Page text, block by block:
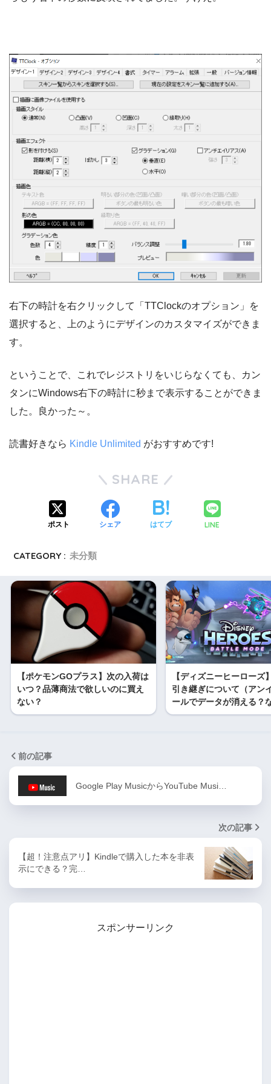
右下の時計を右クリックして「TTClockのオプション」を
選択すると、上のようにデザインのカスタマイズができま
す。
ということで、これでレジストリをいじらなくても、カン
タンにWindows右下の時計に秒まで表示することができま
した。良かった～。
読書好きなら Kindle Unlimited がおすすめです!
SHARE
ポスト シェア はてブ LINE
CATEGORY : 未分類
【ポケモンGOプラス】次の入荷は
いつ？品薄商法で欲しいのに買え
ない？
【ディズニーヒーローズ
引き継ぎについて（アン
ールでデータが消える？
前の記事
Google Play MusicからYouTube Musi…
次の記事
【超！注意点アリ】Kindleで購入した本を非表
示にできる？完…
スポンサーリンク